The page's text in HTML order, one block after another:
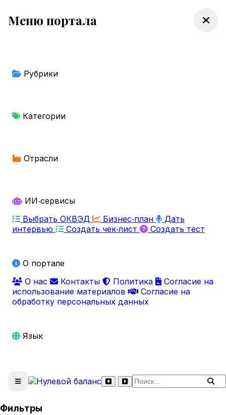
Меню портала
Рубрики
Категории
Отрасли
ИИ‑сервисы
Выбрать ОКВЭД
Бизнес‑план
Дать
интервью
Создать чек‑лист Создать тест
О портале
О нас
Контакты Политика
Согласие на
использование материалов
Согласие на
обработку персональных данных
Язык
Поиск по сайту
Фильтры